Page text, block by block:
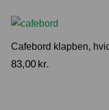
Cafebord klapben,
83,00 kr.